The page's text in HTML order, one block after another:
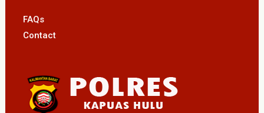
FAQs
Contact